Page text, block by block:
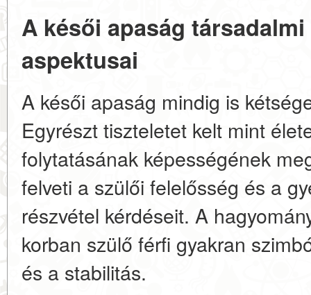
A késői apaság
aspektusai
A késői apaság mindig is
Egyrészt tiszteletet kelt mint
folytatásának képességének
felveti a szülői felelősség és a
részvétel kérdéseit. A
korban szülő férfi gyakran
és a stabilitás.